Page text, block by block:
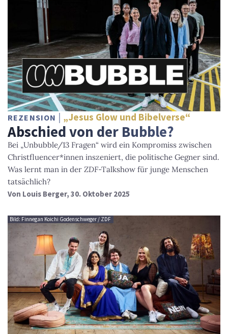
REZENSION „Jesus Glow und Bibelverse“
Abschied von der Bubble?
Bei „Unbubble/13 Fragen“ wird ein Kompromiss zwischen
Christfluencer*innen inszeniert, die politische Gegner sind.
Was lernt man in der ZDF-Talkshow für junge Menschen
tatsächlich?
Von Louis Berger, 30. Oktober 2025
Bild: Finnegan Koichi Godenschweger / ZDF